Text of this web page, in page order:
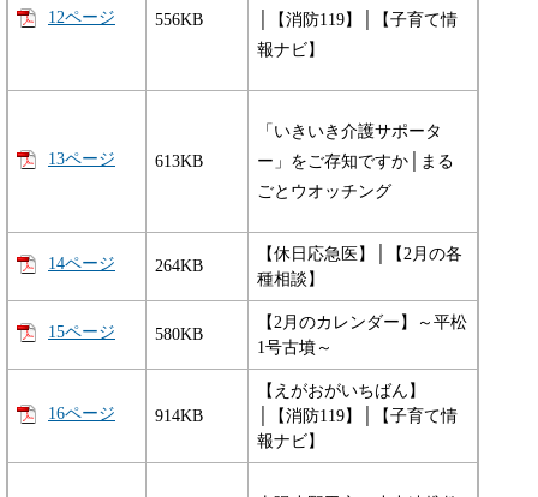
12ページ 556KB
│【消防119】│【子育て情
報ナビ】
13ページ 613KB
「いきいき介護サポータ
ー」をご存知ですか│まる
ごとウオッチング
14ページ 264KB
【休日応急医】│【2月の各
種相談】
15ページ 580KB
【2月のカレンダー】～平松
1号古墳～
16ページ 914KB
【えがおがいちばん】
│【消防119】│【子育て情
報ナビ】